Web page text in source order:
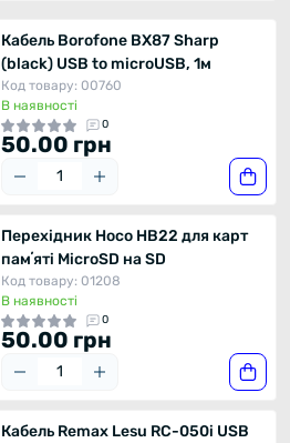
Кабель Borofone BX87 Sharp
(black) USB to microUSB, 1м
Код товару: 00760
В наявності
0
50.00 грн
Перехідник Hoco HB22 для карт
памʼяті MicroSD на SD
Код товару: 01208
В наявності
0
50.00 грн
Кабель Remax Lesu RC-050i USB